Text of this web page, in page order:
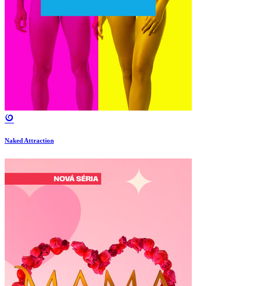
Naked Attraction